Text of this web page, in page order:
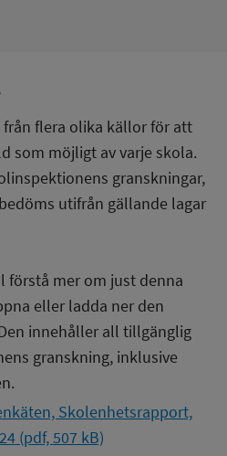
flera olika källor för att
som möjligt av varje skola.
granskningar,
utifrån gällande lagar
förstå mer om just denna
eller ladda ner den
innehåller all tillgänglig
granskning, inklusive
Skolenhetsrapport,
(pdf, 507 kB)